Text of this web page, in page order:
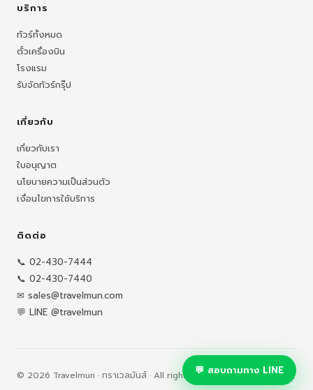
บริการ
ทัวร์ทั้งหมด
ตั๋วเครื่องบิน
โรงแรม
รับจัดทัวร์กรุ๊ป
เกี่ยวกับ
เกี่ยวกับเรา
ใบอนุญาต
นโยบายความเป็นส่วนตัว
เงื่อนไขการใช้บริการ
ติดต่อ
📞 02-430-7444
📞 02-430-7440
✉ sales@travelmun.com
💬 LINE @travelmun
© 2026 Travelmun · ทราเวลมันส์ · All rights reserved💬 สอบถามทาง LINE